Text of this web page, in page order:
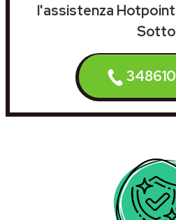
l'assistenza
Sotto